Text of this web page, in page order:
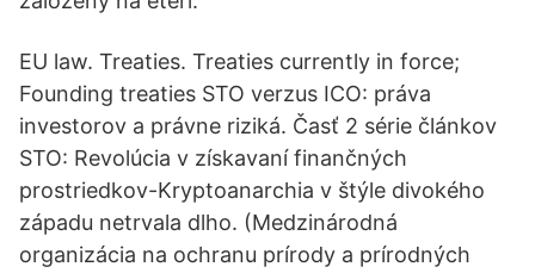
EU law. Treaties. Treaties currently in force;
Founding treaties STO verzus ICO: práva
investorov a právne riziká. Časť 2 série článkov
STO: Revolúcia v získavaní finančných
prostriedkov-Kryptoanarchia v štýle divokého
západu netrvala dlho. (Medzinárodná
organizácia na ochranu prírody a prírodných